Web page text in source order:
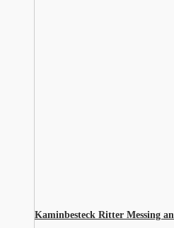
Kaminbesteck Ritter Messing